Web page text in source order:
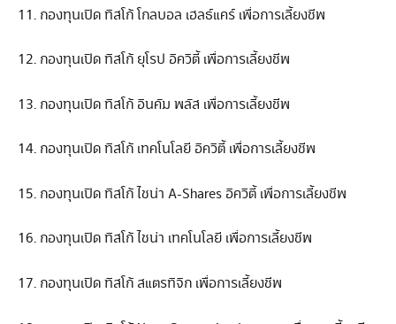
11. กองทุนเปิด ทิสโก้ โกลบอล เฮลธ์แคร์ เพื่อการเลี้ยงชีพ
12. กองทุนเปิด ทิสโก้ ยุโรป อิควิตี้ เพื่อการเลี้ยงชีพ
13. กองทุนเปิด ทิสโก้ อินคัม พลัส เพื่อการเลี้ยงชีพ
14. กองทุนเปิด ทิสโก้ เทคโนโลยี อิควิตี้ เพื่อการเลี้ยงชีพ
15. กองทุนเปิด ทิสโก้ ไชน่า A-Shares อิควิตี้ เพื่อการเลี้ยงชีพ
16. กองทุนเปิด ทิสโก้ ไชน่า เทคโนโลยี เพื่อการเลี้ยงชีพ
17. กองทุนเปิด ทิสโก้ สแตรทิจิก เพื่อการเลี้ยงชีพ